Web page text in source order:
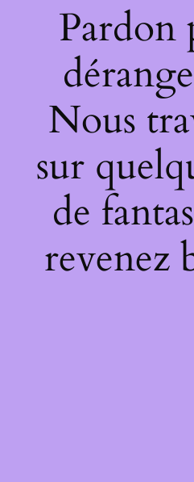
Pardon
Nous
sur
de
revenez